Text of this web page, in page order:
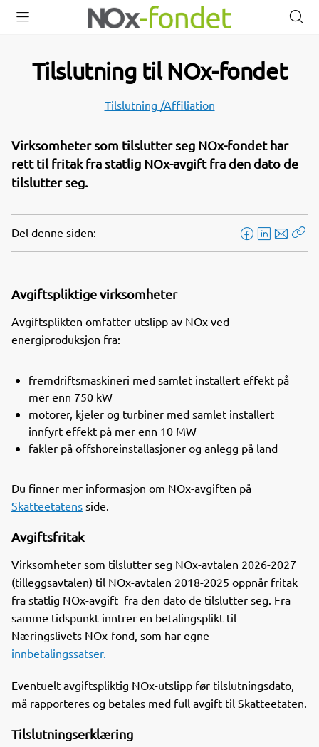
Tilslutning til NOx-fondet
Tilslutning /Affiliation
Virksomheter som tilslutter seg NOx-fondet har
rett til fritak fra statlig NOx-avgift fra den dato de
tilslutter seg.
Del denne siden:
F
L
E
Avgiftspliktige virksomheter
Avgiftsplikten omfatter utslipp av NOx ved
energiproduksjon fra:
fremdriftsmaskineri med samlet installert effekt på
mer enn 750 kW
motorer, kjeler og turbiner med samlet installert
innfyrt effekt på mer enn 10 MW
fakler på offshoreinstallasjoner og anlegg på land
Du finner mer informasjon om NOx-avgiften på
Skatteetatens side.
Avgiftsfritak
Virksomheter som tilslutter seg NOx-avtalen 2026-2027
(tilleggsavtalen) til NOx-avtalen 2018-2025 oppnår fritak
fra statlig NOx-avgift fra den dato de tilslutter seg. Fra
samme tidspunkt inntrer en betalingsplikt til
Næringslivets NOx-fond, som har egne
innbetalingssatser.
Eventuelt avgiftspliktig NOx-utslipp før tilslutningsdato,
må rapporteres og betales med full avgift til Skatteetaten.
Tilslutningserklæring